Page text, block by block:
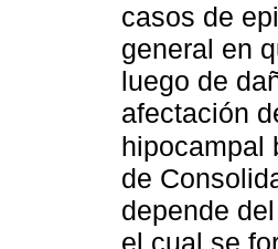
casos de
general en
luego de
afectación
hipocampal
de
depende
el cual se